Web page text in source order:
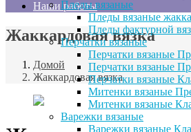
Пледы вязаные
Пледы вязаные
Пледы фактурной
Перчатки вязаные
Перчатки вязаные
Перчатки вязаные
Перчатки вязаные
Митенки вязаные
Митенки вязаные
Варежки вязаные
Варежки вязаные
Наши работы
Жаккардовая вязка
Домой
Жаккардовая вязка